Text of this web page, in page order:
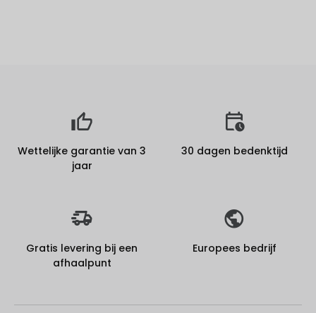
Wettelijke garantie van 3
jaar
30 dagen bedenktijd
Gratis levering bij een
afhaalpunt
Europees bedrijf